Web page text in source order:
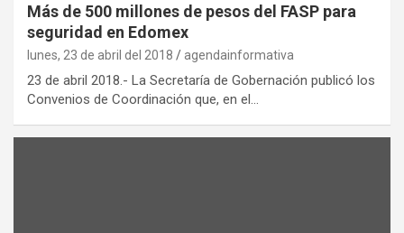
Más de 500 millones de pesos del FASP para
seguridad en Edomex
lunes, 23 de abril del 2018 agendainformativa
23 de abril 2018.- La Secretaría de Gobernación publicó los
Convenios de Coordinación que, en el…